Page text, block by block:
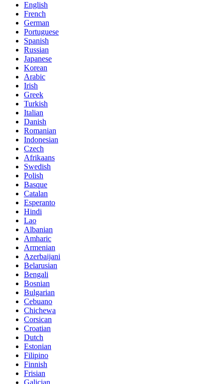
English
French
German
Portuguese
Spanish
Russian
Japanese
Korean
Arabic
Irish
Greek
Turkish
Italian
Danish
Romanian
Indonesian
Czech
Afrikaans
Swedish
Polish
Basque
Catalan
Esperanto
Hindi
Lao
Albanian
Amharic
Armenian
Azerbaijani
Belarusian
Bengali
Bosnian
Bulgarian
Cebuano
Chichewa
Corsican
Croatian
Dutch
Estonian
Filipino
Finnish
Frisian